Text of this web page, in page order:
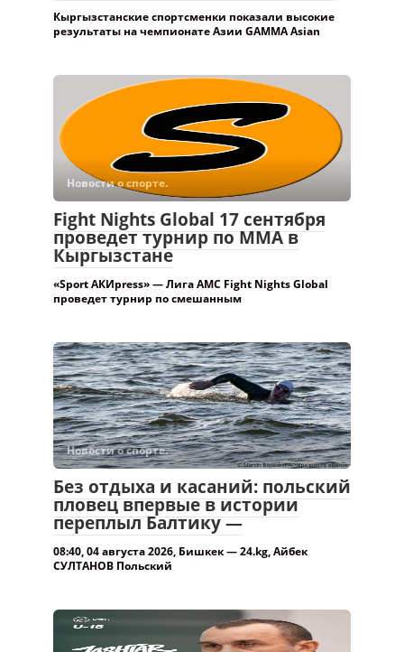
Fight Nights Global 17 сентября
проведет турнир по ММА в
Кыргызстане
«Sport АКИpress» — Лига AMC Fight Nights Global
проведет турнир по смешанным
Без отдыха и касаний: польский
пловец впервые в истории
переплыл Балтику —
08:40, 04 августа 2026, Бишкек — 24.kg, Айбек
СУЛТАНОВ Польский
Главным тренером юношеской